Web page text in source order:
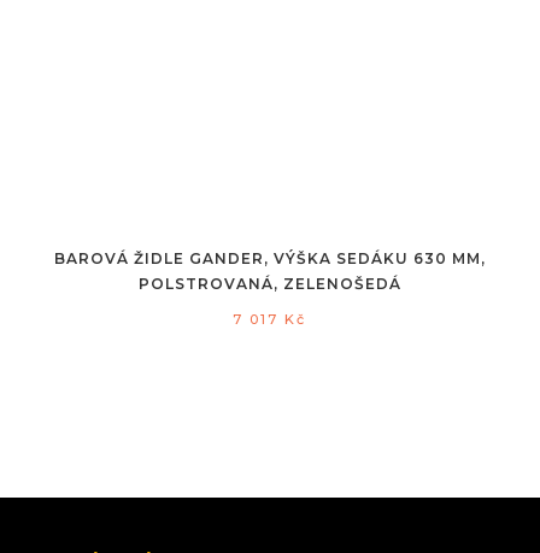
BAROVÁ ŽIDLE GANDER, VÝŠKA SEDÁKU 630 MM,
POLSTROVANÁ, ZELENOŠEDÁ
7 017 Kč